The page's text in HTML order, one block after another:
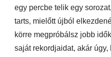
egy percbe telik egy
tarts, mielőtt újból
körre megpróbálsz jobb
saját rekordjaidat, akár